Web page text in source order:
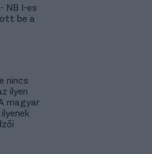
NB I-es
be a
nincs
ilyen
magyar